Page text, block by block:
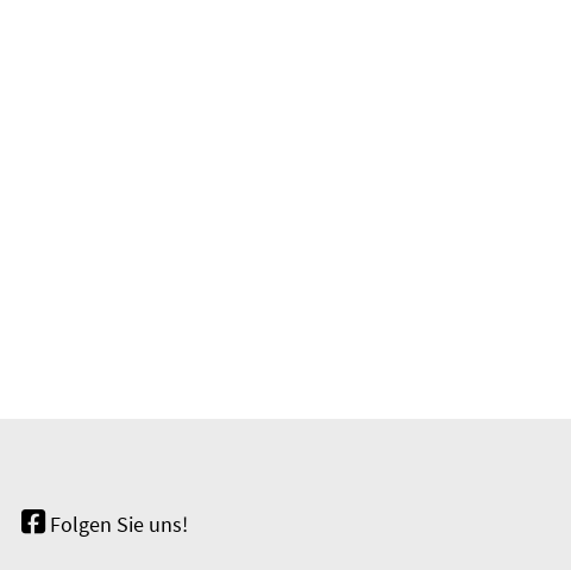
Folgen Sie uns!